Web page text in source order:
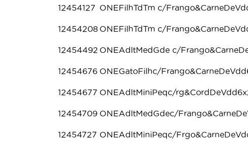
12454127 ONEFilhTdTm c/
12454208 ONEFilhTdTm c/
12454492 ONEAdltMedGde c/
12454676 ONEGatoFilhc/
12454677 ONEAdltMiniPeqc/
12454709 ONEAdltMedGdec/
12454727 ONEAdltMiniPeqc/